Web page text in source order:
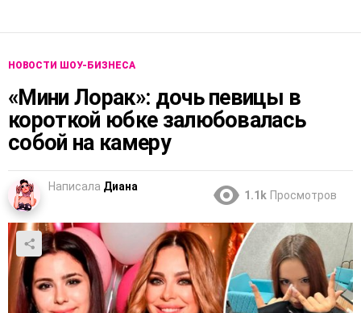
НОВОСТИ ШОУ-БИЗНЕСА
«Мини Лорак»: дочь певицы в
короткой юбке залюбовалась
собой на камеру
Написала Диана
1.1k Просмотров